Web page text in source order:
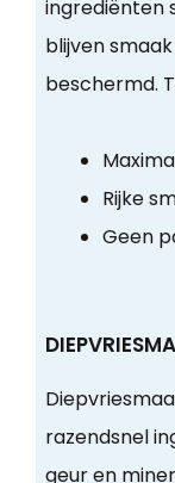
ingrediënten
blijven
beschermd.
Rijke
Geen
razendsnel
geur en